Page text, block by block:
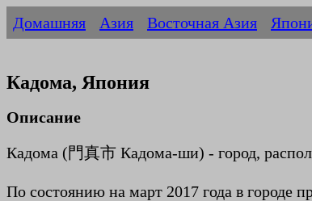
Домашняя Азия Восточная Азия
Кадома, Япония
Описание
Кадома (門真市 Кадома-ши) - город,
По состоянию на март 2017 года в городе